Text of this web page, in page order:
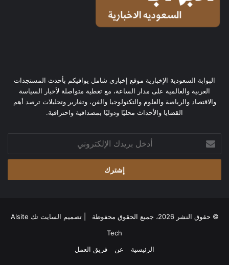
البوابة السعودية الإخبارية موقع إخباري شامل يوافيكم بأحدث المستجدات
العربية والعالمية على مدار الساعة، مع تغطية متواصلة لأخبار السياسة
والاقتصاد والرياضة والعلوم والتكنولوجيا والفن، وتقارير وتحليلات ترصد أهم
القضايا والأحداث محليًا ودوليًا بمصداقية واحترافية.
بريدك
الإلكتروني
© حقوق النشر 2026، جميع الحقوق محفوظة | تصميم
السايت تك Alsite
Tech
الرئيسية
عن فريق العمل